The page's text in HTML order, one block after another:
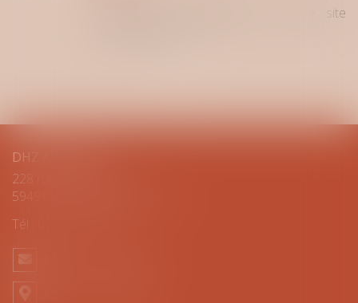
Prenez RDV rapidement sur notre site
DHZ AVOCATS
228 rue Jean Jaurès
59491 VILLEUNEUVE D’ASCQ
Tél :